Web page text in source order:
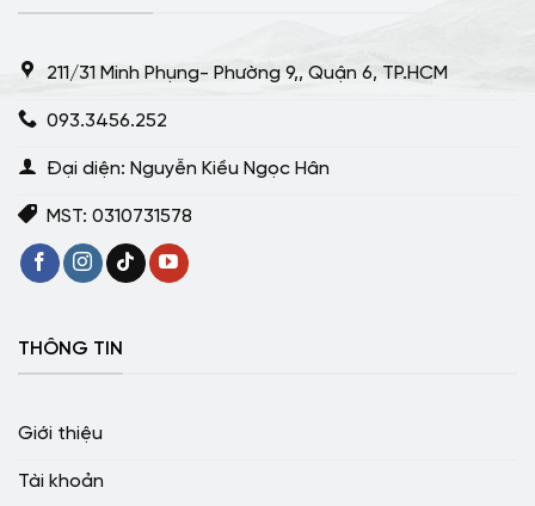
211/31 Minh Phụng- Phường 9,, Quận 6, TP.HCM
093.3456.252
Đại diện: Nguyễn Kiều Ngọc Hân
MST: 0310731578
THÔNG TIN
Giới thiệu
Tài khoản